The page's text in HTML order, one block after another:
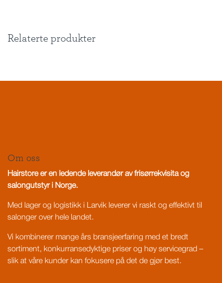
Relaterte produkter
Om oss
Hairstore er en ledende leverandør av frisørrekvisita og
salongutstyr i Norge.
Med lager og logistikk i Larvik leverer vi raskt og effektivt til
salonger over hele landet.
Vi kombinerer mange års bransjeerfaring med et bredt
sortiment, konkurransedyktige priser og høy servicegrad –
slik at våre kunder kan fokusere på det de gjør best.